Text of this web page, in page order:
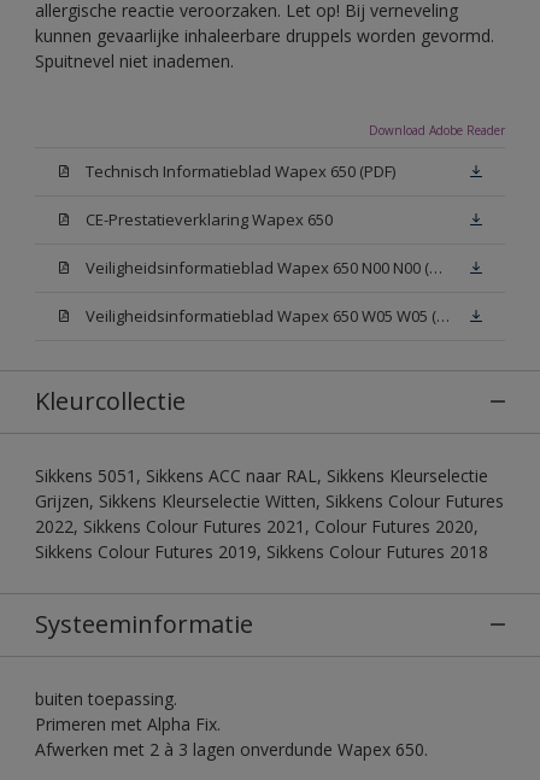
allergische reactie veroorzaken. Let op! Bij verneveling
kunnen gevaarlijke inhaleerbare druppels worden gevormd.
Spuitnevel niet inademen.
Download Adobe Reader
Technisch Informatieblad Wapex 650 (PDF)
CE-Prestatieverklaring Wapex 650
Veiligheidsinformatieblad Wapex 650 N00 N00 (MSDS)
Veiligheidsinformatieblad Wapex 650 W05 W05 (MSDS)
Kleurcollectie
Sikkens 5051, Sikkens ACC naar RAL, Sikkens Kleurselectie
Grijzen, Sikkens Kleurselectie Witten, Sikkens Colour Futures
2022, Sikkens Colour Futures 2021, Colour Futures 2020,
Sikkens Colour Futures 2019, Sikkens Colour Futures 2018
Systeeminformatie
buiten toepassing.
Primeren met Alpha Fix.
Afwerken met 2 à 3 lagen onverdunde Wapex 650.